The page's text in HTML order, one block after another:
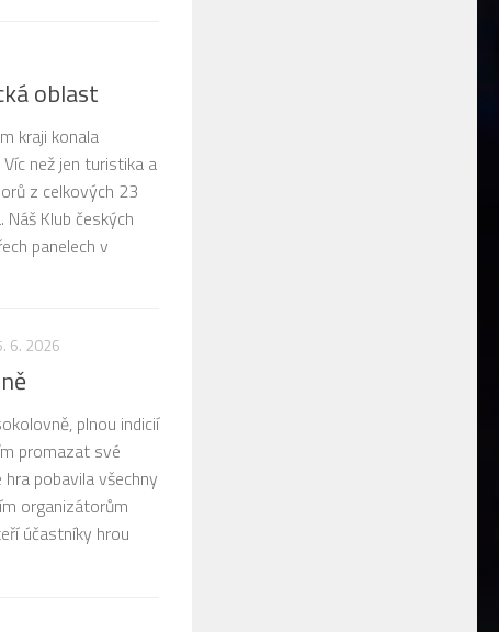
oblast
kraji konala
než jen turistika a
z celkových 23
Klub českých
panelech v
6. 2026
plnou indicií
promazat své
pobavila všechny
organizátorům
účastníky hrou